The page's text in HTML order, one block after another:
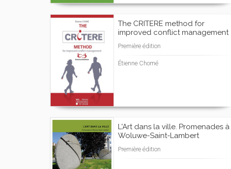
The CRITERE method for
improved conflict management
Première édition
Étienne Chomé
L'Art dans la ville. Promenades à
Woluwe-Saint-Lambert
Première édition